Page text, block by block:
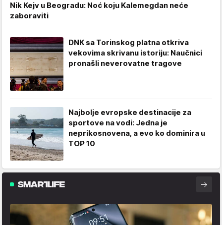
Nik Kejv u Beogradu: Noć koju Kalemegdan neće
zaboraviti
DNK sa Torinskog platna otkriva
vekovima skrivanu istoriju: Naučnici
pronašli neverovatne tragove
Najbolje evropske destinacije za
sportove na vodi: Jedna je
neprikosnovena, a evo ko dominira u
TOP 10